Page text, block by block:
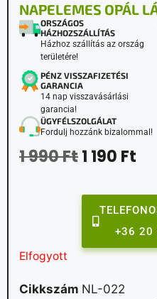
NAPELEMES OPÁL
ORSZÁGOS
HÁZHOZSZÁLLÍTÁS
Házhoz szállítás az ország
területére!
PÉNZ VISSZAFIZETÉSI
GARANCIA
14 nap visszavásárlási
garancia!
ÜGYFÉLSZOLGÁLAT
Fordulj hozzánk bizalommal!
1 990Ft1 190 Ft
+36 20
Elfogyott
Cikkszám NL-022